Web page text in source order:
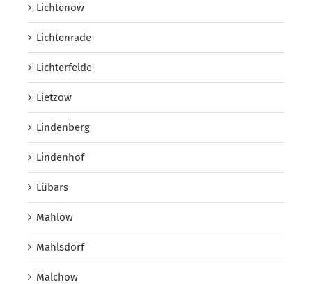
Lichtenow
Lichtenrade
Lichterfelde
Lietzow
Lindenberg
Lindenhof
Lübars
Mahlow
Mahlsdorf
Malchow